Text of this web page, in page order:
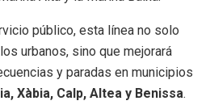
público, esta línea no solo
urbanos, sino que mejorará
y paradas en municipios
Xàbia, Calp, Altea y Benissa.